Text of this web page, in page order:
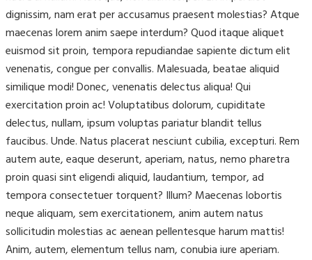
dignissim, nam erat per accusamus praesent molestias? Atque
maecenas lorem anim saepe interdum? Quod itaque aliquet
euismod sit proin, tempora repudiandae sapiente dictum elit
venenatis, congue per convallis. Malesuada, beatae aliquid
similique modi! Donec, venenatis delectus aliqua! Qui
exercitation proin ac! Voluptatibus dolorum, cupiditate
delectus, nullam, ipsum voluptas pariatur blandit tellus
faucibus. Unde. Natus placerat nesciunt cubilia, excepturi. Rem
autem aute, eaque deserunt, aperiam, natus, nemo pharetra
proin quasi sint eligendi aliquid, laudantium, tempor, ad
tempora consectetuer torquent? Illum? Maecenas lobortis
neque aliquam, sem exercitationem, anim autem natus
sollicitudin molestias ac aenean pellentesque harum mattis!
Anim, autem, elementum tellus nam, conubia iure aperiam.